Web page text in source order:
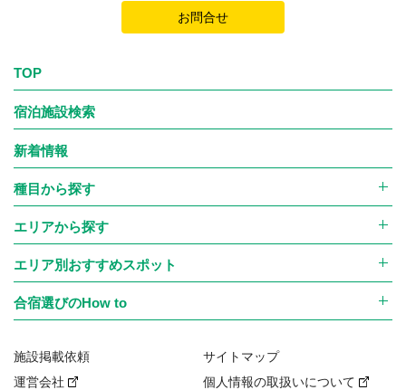
お問合せ
TOP
宿泊施設検索
新着情報
種目から探す
エリアから探す
エリア別おすすめスポット
合宿選びのHow to
施設掲載依頼
サイトマップ
運営会社
個人情報の取扱いについて